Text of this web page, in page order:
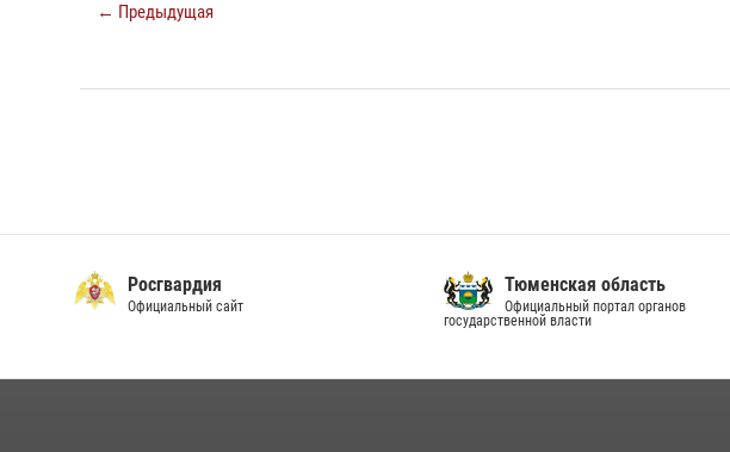
← Предыдущая
Росгвардия
Официальный сайт
Тюменская область
Официальный портал органов
государственной власти